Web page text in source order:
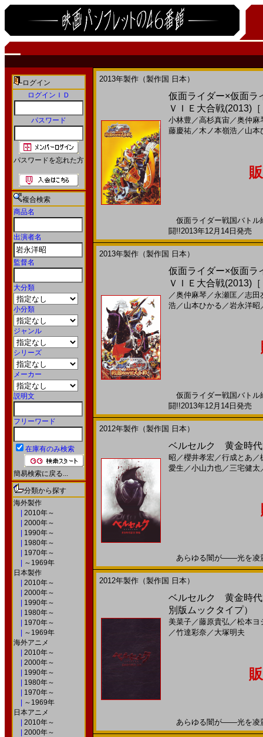
ログイン
ログインＩＤ
パスワード
パスワードを忘れた方
複合検索
商品名
出演者名
監督名
大分類
小分類
ジャンル
シリーズ
メーカー
説明文
フリーワード
在庫有のみ検索
簡易検索に戻る...
分類から探す
海外製作
2010年～
2000年～
1990年～
1980年～
1970年～
～1969年
日本製作
2010年～
2000年～
1990年～
1980年～
1970年～
～1969年
海外アニメ
2010年～
2000年～
1990年～
1980年～
1970年～
～1969年
日本アニメ
2010年～
2000年～
2013年製作（製作国 日本）
仮面ライダー×仮面
ＶＩＥ大合戦(2013)
小林豊 ／高杉真宙／奥仲麻
藤慶祐／木ノ本嶺浩／ 山本
仮面ライダー戦国バトル
闘!!2013年12月14日発売
2013年製作（製作国 日本）
仮面ライダー×仮面
ＶＩＥ大合戦(2013)
／奥仲麻琴 ／永瀬匡 ／志田
浩／ 山本ひかる ／岩永洋昭
仮面ライダー戦国バトル
闘!!2013年12月14日発売
2012年製作（製作国 日本）
ベルセルク 黄金時
昭 ／櫻井孝宏／行成とあ ／
愛生 ／小山力也／三宅健太
あらゆる闇が――光を凌
2012年製作（製作国 日本）
ベルセルク 黄金時代
別版ムックタイプ）
美菜子／藤原貴弘 ／松本ヨ
／竹達彩奈 ／ 大塚明夫
あらゆる闇が――光を凌